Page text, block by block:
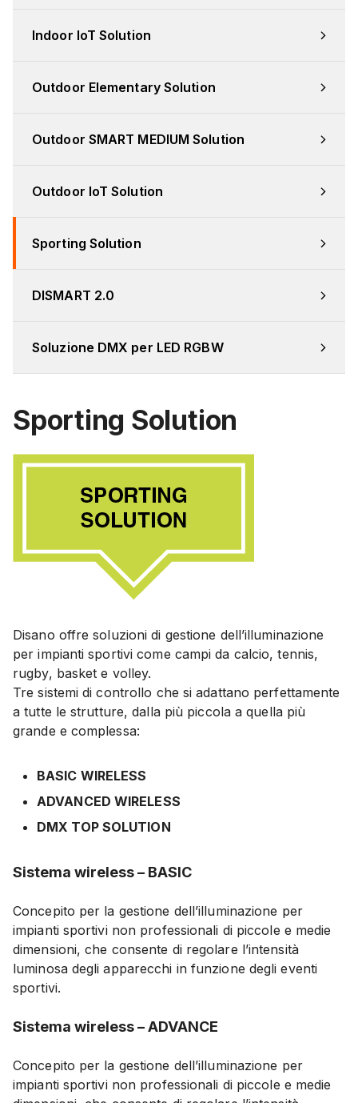
Indoor IoT Solution
Outdoor Elementary Solution
Outdoor SMART MEDIUM Solution
Outdoor IoT Solution
Sporting Solution
DISMART 2.0
Soluzione DMX per LED RGBW
Sporting Solution
Disano offre soluzioni di gestione dell’illuminazione
per impianti sportivi come campi da calcio, tennis,
rugby, basket e volley.
Tre sistemi di controllo che si adattano perfettamente
a tutte le strutture, dalla più piccola a quella più
grande e complessa:
BASIC WIRELESS
ADVANCED WIRELESS
DMX TOP SOLUTION
Sistema wireless – BASIC
Concepito per la gestione dell’illuminazione per
impianti sportivi non professionali di piccole e medie
dimensioni, che consente di regolare l’intensità
luminosa degli apparecchi in funzione degli eventi
sportivi.
Sistema wireless– ADVANCE
Concepito per la gestione dell’illuminazione per
impianti sportivi non professionali di piccole e medie